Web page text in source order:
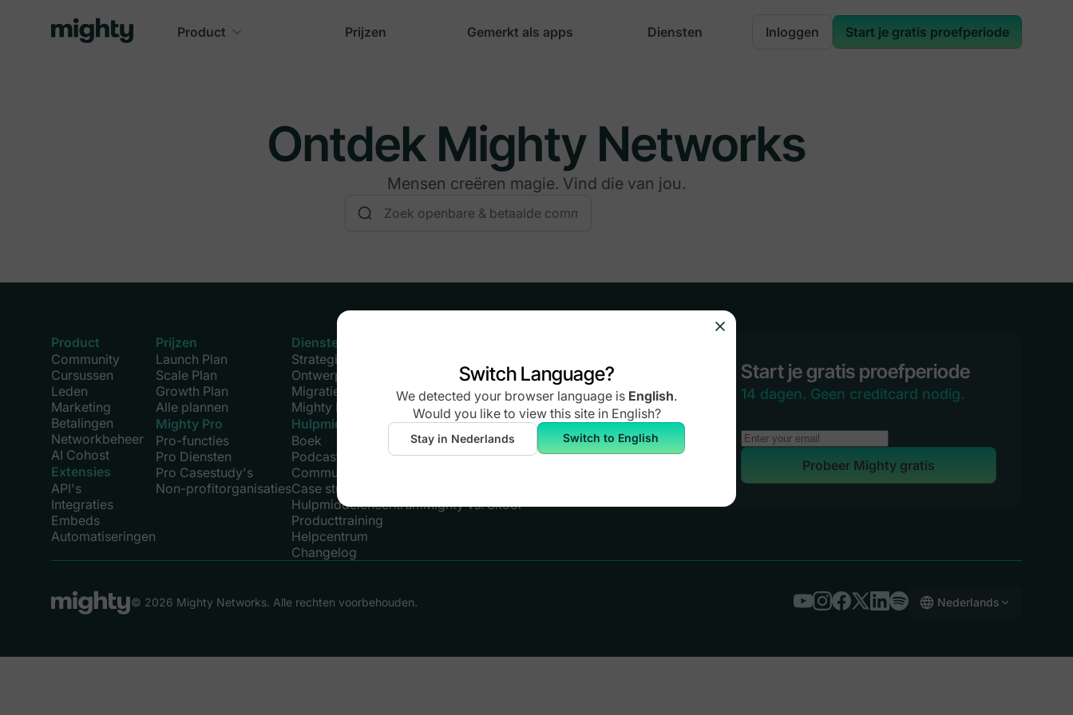
Product Prijzen Gemerkt als apps Diensten Inloggen Start je gratis proefperiode
Ontdek Mighty Networks
Mensen creëren magie. Vind die van jou.
Product
Community
Cursussen
Leden
Marketing
Betalingen
Networkbeheer
AI Cohost
Extensies
API's
Integraties
Embeds
Automatiseringen
Prijzen
Launch Plan
Scale Plan
Growth Plan
Alle plannen
Mighty Pro
Pro-functies
Pro Diensten
Pro Casestudy's
Non-profitorganisaties
Diensten
Strategie
Ontwerp
Migratie
Mighty Experts
Hulpmiddelen
Boek
Podcast
Community Design
Case studies
Hulpmiddelencentrum
Producttraining
Helpcentrum
Changelog
Carrières
Trust Center
Gebruiksvoorwaarden
Privacybeleid
Toegankelijkheid
Vergelijkingen
Mighty vs. Skool
Start je gratis proefperiode
14 dagen. Geen creditcard nodig.
Probeer Mighty gratis
© 2026 Mighty Networks. Alle rechten voorbehouden. Nederlands
English
Switch Language?
We detected your browser language is English.
Would you like to view this site in English?
Stay in Nederlands Switch to English